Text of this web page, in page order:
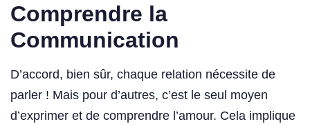
Comprendre la
Communication
D’accord, bien sûr, chaque relation nécessite de
parler ! Mais pour d’autres, c’est le seul moyen
d’exprimer et de comprendre l’amour. Cela implique